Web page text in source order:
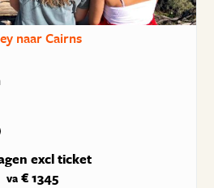
naar Cairns
excl ticket
va € 1345